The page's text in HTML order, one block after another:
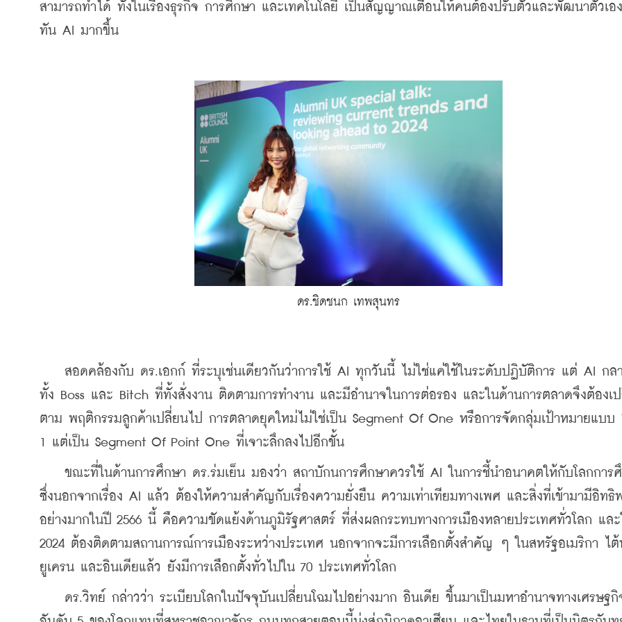
สามารถทำได้ ทั้งในเรื่องธุรกิจ การศึกษา และเทคโนโลยี เป็นสัญญาณเตือนให้คนต้องปรับตัวและพัฒนาตัวเอง
ทัน AI มากขึ้น
ดร.ชิดชนก เทพสุนทร
สอดคล้องกับ ดร.เอกก์ ที่ระบุเช่นเดียวกันว่าการใช้ AI ทุกวันนี้ ไม่ใช่แค่ใช้ในระดับปฏิบัติการ แต่ AI กล
ทั้ง Boss และ Bitch ที่ทั้งสั่งงาน ติดตามการทำงาน และมีอำนาจในการต่อรอง และในด้านการตลาดจึงต้องเ
ตาม พฤติกรรมลูกค้าเปลี่ยนไป การตลาดยุคใหม่ไม่ใช่เป็น Segment Of One หรือการจัดกลุ่มเป้าหมายแบบ
1 แต่เป็น Segment Of Point One ที่เจาะลึกลงไปอีกขั้น
ขณะที่ในด้านการศึกษา ดร.ร่มเย็น มองว่า สถาบักนการศึกษาควรใช้ AI ในการชี้นำอนาคตให้กับโลกการ
ซึ่งนอกจากเรื่อง AI แล้ว ต้องให้ความสำคัญกับเรื่องความยั่งยืน ความเท่าเทียมทางเพศ และสิ่งที่เข้ามามีอิทธิ
อย่างมากในปี 2566 นี้ คือความขัดแย้งด้านภูมิรัฐศาสตร์ ที่ส่งผลกระทบทางการเมืองหลายประเทศทั่วโลก และ
2024 ต้องติดตามสถานการณ์การเมืองระหว่างประเทศ นอกจากจะมีการเลือกตั้งสำคัญ ๆ ในสหรัฐอเมริกา ไ
ยูเครน และอินเดียแล้ว ยังมีการเลือกตั้งทั่วไปใน 70 ประเทศทั่วโลก
ดร.วิทย์ กล่าวว่า ระเบียบโลกในปัจจุบันเปลี่ยนโฉมไปอย่างมาก อินเดีย ขึ้นมาเป็นมหาอำนาจทางเศรษฐกิ